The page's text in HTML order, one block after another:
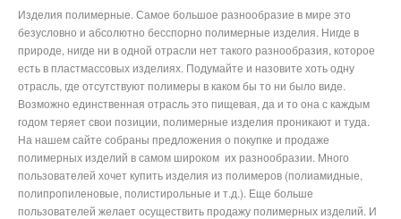
Изделия полимерные. Самое большое разнообразие в мире это
безусловно и абсолютно бесспорно полимерные изделия. Нигде в
природе, нигде ни в одной отрасли нет такого разнообразия, которое
есть в пластмассовых изделиях. Подумайте и назовите хоть одну
отрасль, где отсутствуют полимеры в каком бы то ни было виде.
Возможно единственная отрасль это пищевая, да и то она с каждым
годом теряет свои позиции, полимерные изделия проникают и туда.
На нашем сайте собраны предложения о покупке и продаже
полимерных изделий в самом широком их разнообразии. Много
пользователей хочет купить изделия из полимеров (полиамидные,
полипропиленовые, полистирольные и т.д.). Еще больше
пользователей желает осуществить продажу полимерных изделий. И